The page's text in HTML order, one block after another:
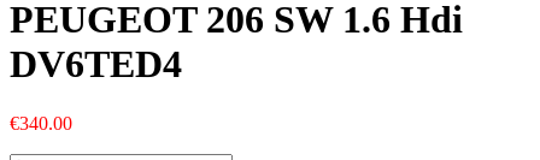
PEUGEOT 206 SW 1.6 Hdi
DV6TED4
€340.00